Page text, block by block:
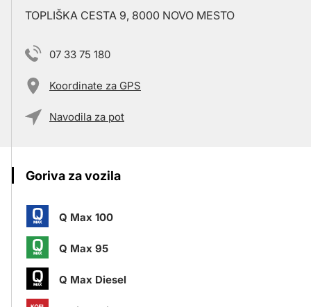
TOPLIŠKA CESTA 9, 8000 NOVO MESTO
07 33 75 180
Koordinate za GPS
Navodila za pot
Goriva za vozila
Q Max 100
Q Max 95
Q Max Diesel